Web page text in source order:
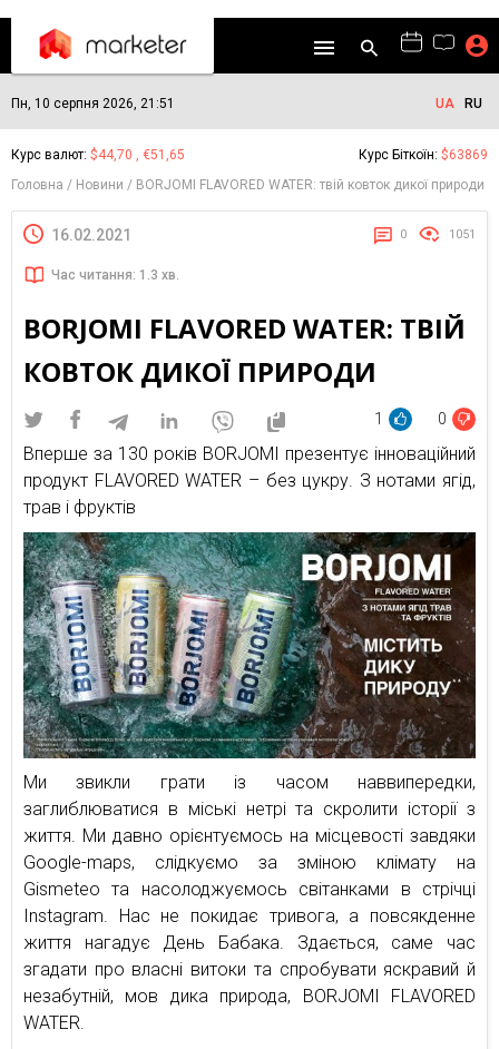
Пн, 10 серпня 2026, 21:51 UA RU
Курс валют: $44,70 , €51,65 Курс Біткоїн: $63869
Головна
Новини BORJOMI FLAVORED WATER: твій ковток дикої природи
16.02.2021 0 1051
Час читання: 1.3 хв.
BORJOMI FLAVORED WATER: ТВІЙ
КОВТОК ДИКОЇ ПРИРОДИ
1 0
Вперше за 130 років BORJOMI презентує інноваційний
продукт FLAVORED WATER – без цукру. З нотами ягід,
трав і фруктів
Ми звикли грати із часом наввипередки,
заглиблюватися в міські нетрі та скролити історії з
життя. Ми давно орієнтуємось на місцевості завдяки
Google-maps, слідкуємо за зміною клімату на
Gismeteo та насолоджуємось світанками в стрічці
Instagram. Нас не покидає тривога, а повсякденне
життя нагадує День Бабака. Здається, саме час
згадати про власні витоки та спробувати яскравий й
незабутній, мов дика природа, BORJOMI FLAVORED
WATER.